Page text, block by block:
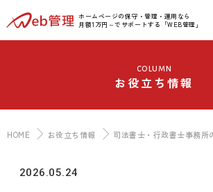
ホームページの保守・管理・運用なら
月額1万円～でサポートする「WEB管理」
column
お役立ち情報
HOME お役立ち情報 司法書士・行政書士事務
2026.05.24